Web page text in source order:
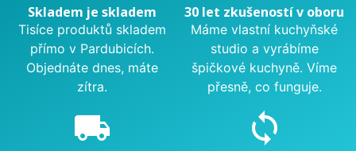
Skladem je skladem
Tisíce produktů skladem
přímo v Pardubicích.
Objednáte dnes, máte
zítra.
30 let zkušeností v oboru
Máme vlastní kuchyňské
studio a vyrábíme
špičkové kuchyně. Víme
přesně, co funguje.
local_shipping sync